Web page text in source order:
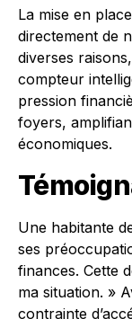
La mise en
directement de
diverses
compteur
pression
foyers,
économiques.
Une habitante
ses
finances. Cette
ma situation. »
contrainte